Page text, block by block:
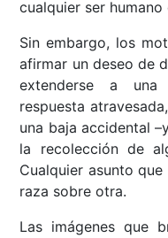
cualquier ser
Sin embargo, los
afirmar un deseo de
extenderse a
respuesta
una baja accidental
la recolección de
Cualquier asunto
raza sobre otra.
Las imágenes que